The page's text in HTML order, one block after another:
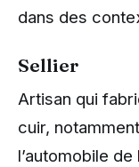
dans des
Sellier
Artisan qui
cuir,
l’automobile de